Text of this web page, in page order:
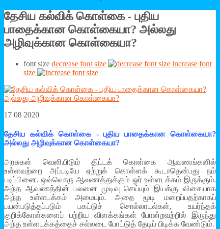
தேசிய கல்விக் கொள்கை - புதிய
பாதைக்கான கொள்கையா? அல்லது
அழிவுக்கான கொள்கையா?
font size decrease font size
increase font
size
17 08 2020
தேசிய கல்விக் கொள்கை - புதிய பாதைக்கான கொள்கையா?
அல்லது அழிவுக்கான கொள்கையா?
அரசுகள் வெளியிடும் திட்டக் கொள்கை ஆவணங்களில்
உள்ளவற்றை அப்படியே ஏற்றுக் கொள்ளக் கூடாதென்பது நம்
படிப்பினை. ஒவ்வொரு ஆவணத்துக்கும் ஓர் உள்ளடக்கம் இருக்கும்.
அந்த ஆவணத்தின் பலனை முடிவு செய்யும் இயக்கு விசையாக
அந்த உள்ளடக்கம் அமையும். அதை மூடி மறைப்பதற்காகப்
பயன்படுத்தப்படும் பகட்டுச் சொல்லாடல்கள், உயர்ந்தக்
குறிக்கோள்களைப் பற்றிய விளக்கங்கள் போன்றவற்றில் இருந்து
அந்த உள்ளடக்கத்தைச் சல்லடை போட்டுத் தேடிப் பிடிக்க வேண்டும்.